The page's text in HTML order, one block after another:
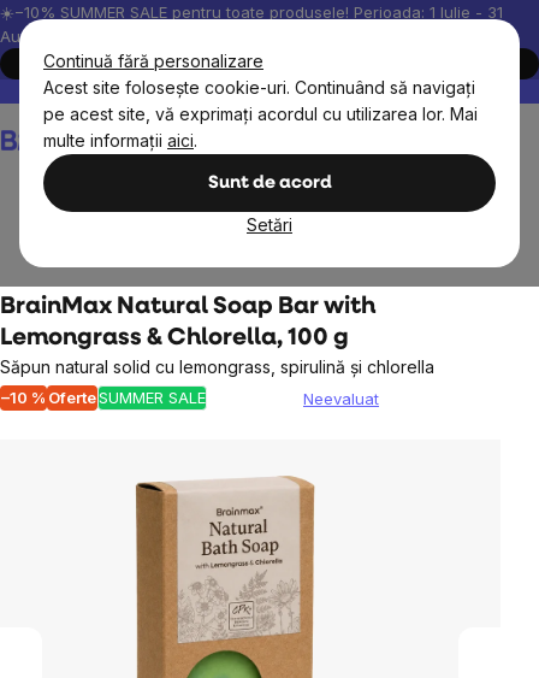
Continuă fără personalizare
Acest site folosește cookie-uri. Continuând să navigați
pe acest site, vă exprimați acordul cu utilizarea lor. Mai
multe informații aici.
Sunt de acord
Setări
Treci
la
conținut
☀️−10% SUMMER SALE pentru toate produsele! Perioada: 1 Iulie - 31
August, 2026.
Cumpără acum
Peste 200.000 de recenzii verificate
Produsele noastre sunt
Coş
de
BrainMax Natural Soap Bar with
Lemongrass & Chlorella, 100 g
Săpun natural solid cu lemongrass, spirulină și chlorella
–10 % OferteSUMMER SALE
Evaluarea
produsului
este
0,0
din
5
stele.
Neevaluat